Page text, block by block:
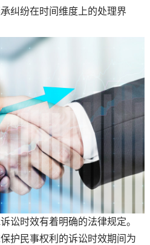
纠纷在时间维度上的处理界
时效有着明确的法律规定。
护民事权利的诉讼时效期间为